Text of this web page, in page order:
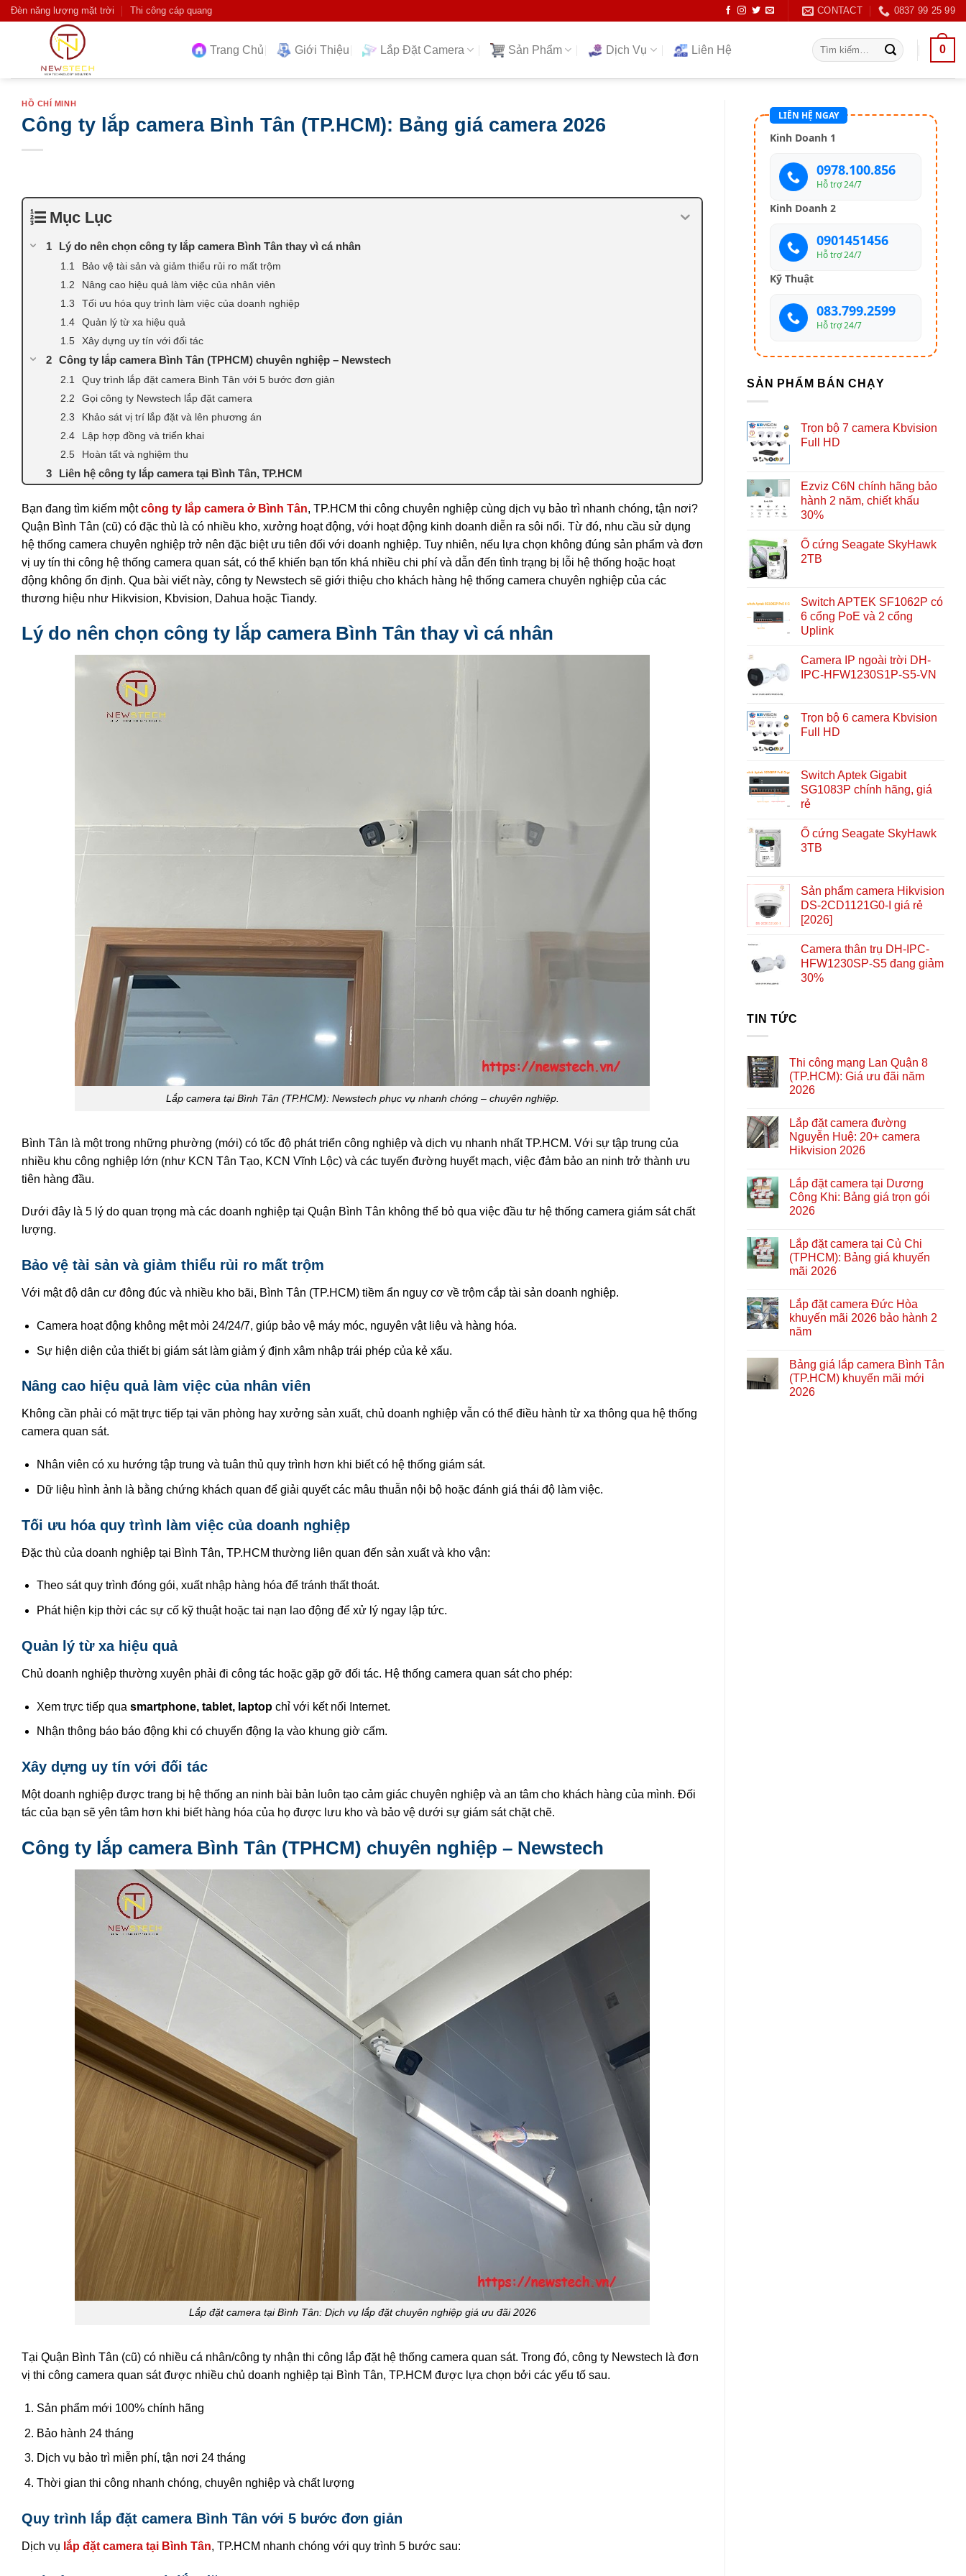
SkipĐèn năng lượng mặt trời Thi công cáp quang CONTACT 0837 99 25 99
Trang Chủ Giới Thiệu Lắp Đặt Camera Sản Phẩm Dịch Vụ Liên Hệ
Tìm
kiếm:
0
HỒ CHÍ MINH
Công ty lắp camera Bình Tân (TP.HCM): Bảng giá camera 2026
Mục Lục
Lý do nên chọn công ty lắp camera Bình Tân thay vì cá nhân
Bảo vệ tài sản và giảm thiểu rủi ro mất trộm
Nâng cao hiệu quả làm việc của nhân viên
Tối ưu hóa quy trình làm việc của doanh nghiệp
Quản lý từ xa hiệu quả
Xây dựng uy tín với đối tác
Công ty lắp camera Bình Tân (TPHCM) chuyên nghiệp – Newstech
Quy trình lắp đặt camera Bình Tân với 5 bước đơn giản
Gọi công ty Newstech lắp đặt camera
Khảo sát vị trí lắp đặt và lên phương án
Lập hợp đồng và triển khai
Hoàn tất và nghiệm thu
Liên hệ công ty lắp camera tại Bình Tân, TP.HCM
Bạn đang tìm kiếm mộtcông ty lắp camera ở Bình Tân, TP.HCM thi công chuyên nghiệp cùng dịch vụ bảo trì nhanh chóng, tận nơi?
Quận Bình Tân (cũ) có đặc thù là có nhiều kho, xưởng hoạt động, với hoạt động kinh doanh diễn ra sôi nổi. Từ đó, nhu cầu sử dụng
hệ thống camera chuyên nghiệp trở nên đặc biệt ưu tiên đối với doanh nghiệp. Tuy nhiên, nếu lựa chọn không đúng sản phẩm và đơn
vị uy tín thi công hệ thống camera quan sát, có thể khiến bạn tốn khá nhiều chi phí và dẫn đến tình trạng bị lỗi hệ thống hoặc hoạt
động không ổn định. Qua bài viết này, công ty Newstech sẽ giới thiệu cho khách hàng hệ thống camera chuyên nghiệp của các
thương hiệu như Hikvision, Kbvision, Dahua hoặc Tiandy.
Lý do nên chọn công ty lắp camera Bình Tân thay vì cá nhân
Lắp camera tại Bình Tân (TP.HCM): Newstech phục vụ nhanh chóng – chuyên nghiệp.
Bình Tân là một trong những phường (mới) có tốc độ phát triển công nghiệp và dịch vụ nhanh nhất TP.HCM. Với sự tập trung của
nhiều khu công nghiệp lớn (như KCN Tân Tạo, KCN Vĩnh Lộc) và các tuyến đường huyết mạch, việc đảm bảo an ninh trở thành ưu
tiên hàng đầu.
Dưới đây là 5 lý do quan trọng mà các doanh nghiệp tại Quận Bình Tân không thể bỏ qua việc đầu tư hệ thống camera giám sát chất
lượng.
Bảo vệ tài sản và giảm thiểu rủi ro mất trộm
Với mật độ dân cư đông đúc và nhiều kho bãi, Bình Tân (TP.HCM) tiềm ẩn nguy cơ về trộm cắp tài sản doanh nghiệp.
Camera hoạt động không mệt mỏi 24/24/7, giúp bảo vệ máy móc, nguyên vật liệu và hàng hóa.
Sự hiện diện của thiết bị giám sát làm giảm ý định xâm nhập trái phép của kẻ xấu.
Nâng cao hiệu quả làm việc của nhân viên
Không cần phải có mặt trực tiếp tại văn phòng hay xưởng sản xuất, chủ doanh nghiệp vẫn có thể điều hành từ xa thông qua hệ thống
camera quan sát.
Nhân viên có xu hướng tập trung và tuân thủ quy trình hơn khi biết có hệ thống giám sát.
Dữ liệu hình ảnh là bằng chứng khách quan để giải quyết các mâu thuẫn nội bộ hoặc đánh giá thái độ làm việc.
Tối ưu hóa quy trình làm việc của doanh nghiệp
Đặc thù của doanh nghiệp tại Bình Tân, TP.HCM thường liên quan đến sản xuất và kho vận:
Theo sát quy trình đóng gói, xuất nhập hàng hóa để tránh thất thoát.
Phát hiện kịp thời các sự cố kỹ thuật hoặc tai nạn lao động để xử lý ngay lập tức.
Quản lý từ xa hiệu quả
Chủ doanh nghiệp thường xuyên phải đi công tác hoặc gặp gỡ đối tác. Hệ thống camera quan sát cho phép:
Xem trực tiếp qua smartphone, tablet, laptopchỉ với kết nối Internet.
Nhận thông báo báo động khi có chuyển động lạ vào khung giờ cấm.
Xây dựng uy tín với đối tác
Một doanh nghiệp được trang bị hệ thống an ninh bài bản luôn tạo cảm giác chuyên nghiệp và an tâm cho khách hàng của mình. Đối
tác của bạn sẽ yên tâm hơn khi biết hàng hóa của họ được lưu kho và bảo vệ dưới sự giám sát chặt chẽ.
Công ty lắp camera Bình Tân (TPHCM) chuyên nghiệp – Newstech
Lắp đặt camera tại Bình Tân: Dịch vụ lắp đặt chuyên nghiệp giá ưu đãi 2026
Tại Quận Bình Tân (cũ) có nhiều cá nhân/công ty nhận thi công lắp đặt hệ thống camera quan sát. Trong đó, công ty Newstech là đơn
vị thi công camera quan sát được nhiều chủ doanh nghiệp tại Bình Tân, TP.HCM được lựa chọn bởi các yếu tố sau.
Sản phẩm mới 100% chính hãng
Bảo hành 24 tháng
Dịch vụ bảo trì miễn phí, tận nơi 24 tháng
Thời gian thi công nhanh chóng, chuyên nghiệp và chất lượng
Quy trình lắp đặt camera Bình Tân với 5 bước đơn giản
Dịch vụ lắp đặt camera tại Bình Tân, TP.HCM nhanh chóng với quy trình 5 bước sau:
LIÊN HỆ NGAY
Kinh Doanh 1
0978.100.856
Hỗ trợ 24/7
Kinh Doanh 2
0901451456
Hỗ trợ 24/7
Kỹ Thuật
083.799.2599
Hỗ trợ 24/7
SẢN PHẨM BÁN CHẠY
Trọn bộ 7 camera Kbvision
Full HD
Ezviz C6N chính hãng bảo
hành 2 năm, chiết khấu
30%
Ổ cứng Seagate SkyHawk
2TB
Switch APTEK SF1062P có
6 cổng PoE và 2 cổng
Uplink
Camera IP ngoài trời DH-
IPC-HFW1230S1P-S5-VN
Trọn bộ 6 camera Kbvision
Full HD
Switch Aptek Gigabit
SG1083P chính hãng, giá
rẻ
Ổ cứng Seagate SkyHawk
3TB
Sản phẩm camera Hikvision
DS-2CD1121G0-I giá rẻ
[2026]
Camera thân trụ DH-IPC-
HFW1230SP-S5 đang giảm
30%
TIN TỨC
Thi công mạng Lan Quận 8
(TP.HCM): Giá ưu đãi năm
2026
Lắp đặt camera đường
Nguyễn Huệ: 20+ camera
Hikvision 2026
Lắp đặt camera tại Dương
Công Khi: Bảng giá trọn gói
2026
Lắp đặt camera tại Củ Chi
(TPHCM): Bảng giá khuyến
mãi 2026
Lắp đặt camera Đức Hòa
khuyến mãi 2026 bảo hành 2
năm
Bảng giá lắp camera Bình Tân
(TP.HCM) khuyến mãi mới
2026